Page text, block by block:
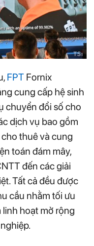
FPT Fornix
cung cấp hệ sinh
chuyển đổi số cho
dịch vụ bao gồm
thuê và cung
toán đám mây,
đến các giải
Tất cả đều được
cầu nhằm tối ưu
linh hoạt mở rộng